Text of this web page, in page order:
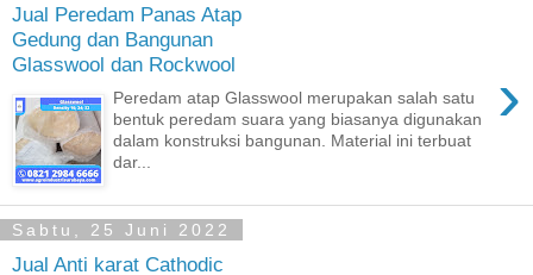
Jual Peredam Panas Atap
Gedung dan Bangunan
Glasswool dan Rockwool
›
Peredam atap Glasswool merupakan salah satu
bentuk peredam suara yang biasanya digunakan
dalam konstruksi bangunan. Material ini terbuat
dar...
Sabtu, 25 Juni 2022
Jual Anti karat Cathodic